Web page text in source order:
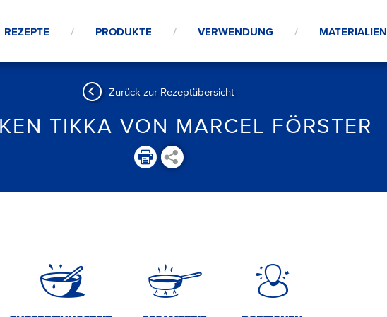
REZEPTE PRODUKTE VERWENDUNG MATERIALIEN
Zurück zur Rezeptübersicht
TIKKA VON MARCEL FÖRSTER